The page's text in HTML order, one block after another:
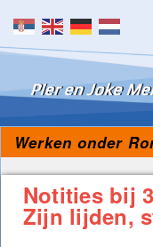
Skip to content
Notities bij
Zijn lijden,
Werken onder